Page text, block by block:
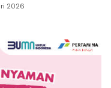
2026